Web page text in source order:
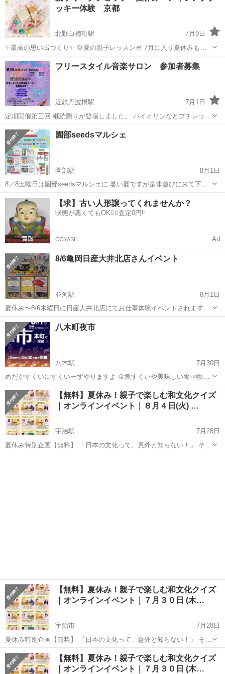
ッキー体験 京都
北野白梅町駅
7月9日
✨最高の思い出づくり✨ 🌻夏の親子レッスン🍧 7月に入り夏休みも近
づいてきましたね🍉 子どもと多くの時間を過ごせる 嬉しさの反面、
このようなお悩みはありませんか？ 🌀毎日何しようし。 🌀外出するに
も暑く...
京都 京都市 北野白梅町駅 ワークショップ 親子
フリースタイル音楽サロン 参加者募集
近鉄丹波橋駅
7月1日
定期開催第三回 継続割りが登場しました。 バイオリンなどプチレッス
ン、体験、演奏、ライブセッション、交流など、ご希望をご連絡くだ
さい。
京都 京都市 近鉄丹波橋駅
園部seedsマルシェ
園部駅
8月1日
8／8土曜日は園部seedsマルシェに 暑い夏ですが是非遊びに来て下さ
い いつものめだかとすくいーずやります 駐車場🅿️有 飲食有
京都 南丹市 園部駅 ワークショップ マルシェ
【求】古い人形譲ってくれませんか？
状態が悪くてもOK🙆‍♀️査定0円‼️
COYASH Ad
8/6亀岡日産大井北店さんイベント
並河駅
8月1日
夏休み〜8/6木曜日に日産大井北店にてお仕事体験イベントされます！
予約等含めて日産さんにお問い合わせして見て下さい。 又どなたでも
入店🉑でめだかすくいやすくいーず出店しますので涼しい場所で是非
遊びに来て下さい
京都 亀岡市 並河駅
八木町夜市
八木駅
7月30日
めだかすくいにすくいーずやりますよ 金魚すくいや美味しい食べ物が
あります！
京都 南丹市 八木駅 ワークショップ 夜市
【無料】夏休み！親子で楽しむ和文化クイズ
｜オンラインイベント｜８月４日(火) …
宇治駅
7月28日
夏休み特別企画【無料】 「日本の文化って、意外と知らない！」 そん
【無料】夏休み！親子で楽しむ和文化クイズ
｜オンラインイベント｜７月３０日 (木…
宇治市
7月28日
夏休み特別企画【無料】 「日本の文化って、意外と知らない！」 そん
な発見を、クイズで楽しく体験しませんか？ Waごころ寺子屋では、
・敬語・書道・お茶・忍術・合氣・養生・柔 ・雅楽・落語・編文・英
伝・神話・...
京都 宇治市 ワークショップ
【無料】夏休み！親子で楽しむ和文化クイズ
｜オンラインイベント｜７月３０日 (木…